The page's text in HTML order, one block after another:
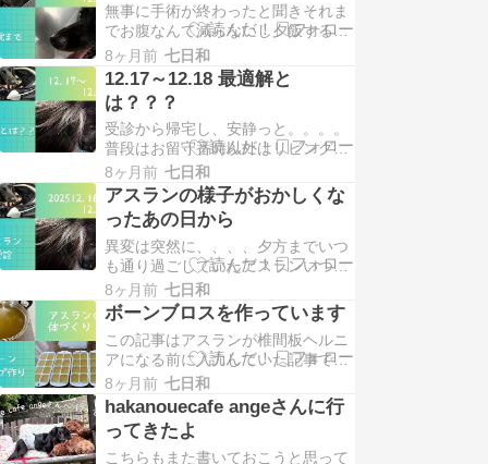
無事に手術が終わったと聞きそれま
でお腹なんて減らないし夕飯する気
にもならんと家事をボイコットして
いた私ですが、、、 アスランが入院
している間は仕事を休む必要もない
ので翌日19日からは仕事へ 私の仕
事はインフラの会社の代理 […]
8ヶ月前 七日和
12.17～12.18 最適解と
は？？？
受診から帰宅し、安静っと。。。。
普段はお留守番時以外はリビングフ
リーの生活たいていはこたつの中の
番人である 父ちゃんが動くたびにこ
たつから出てきてこたつの周りをぐ
るぐる回ってこたつに戻るという生
活である。。。 通常時はそ […]
8ヶ月前 七日和
アスランの様子がおかしくな
ったあの日から
異変は突然に、、、、夕方までいつ
も通り過ごしていたアスランいつど
うしてそうなったのか？はわからな
いぐらいいつも通りしいて言うなら
いつもよりこたつの周りを走るドリ
フト通称「ぐるぐるまいまい」がい
つもより激しくてドリフト具合 […]
8ヶ月前 七日和
ボーンブロスを作っています
この記事はアスランが椎間板ヘルニ
アになる前に入力していた記事です
アスランは中医学を専門とする行動
学の先生に診てもらっていて、お迎
え当初に比べたら、不穏な行動も少
なくなってきて、かなり成長したな
ぁとも思うけど、まだ雨、雷 […]
8ヶ月前 七日和
hakanouecafe angeさんに行
ってきたよ
こちらもまた書いておこうと思って